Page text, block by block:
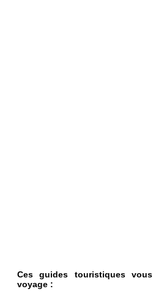
Ces guides touristiques
voyage :